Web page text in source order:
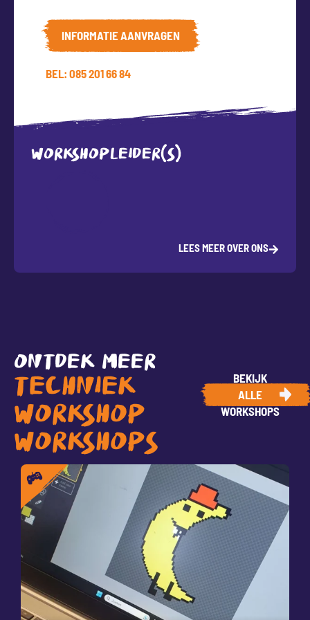
INFORMATIE AANVRAGEN
BEL: 085 201 66 84
WORKSHOPLEIDER(S)
LEES MEER OVER ONS
ONTDEK MEER
TECHNIEK
WORKSHOP
WORKSHOPS
BEKIJK
ALLE
WORKSHOPS